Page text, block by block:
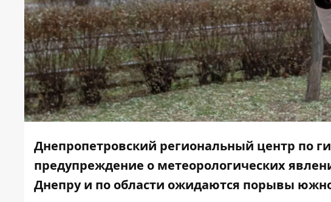
Днепропетровский региональный центр по
предупреждение о метеорологических
Днепру и по области ожидаются порывы